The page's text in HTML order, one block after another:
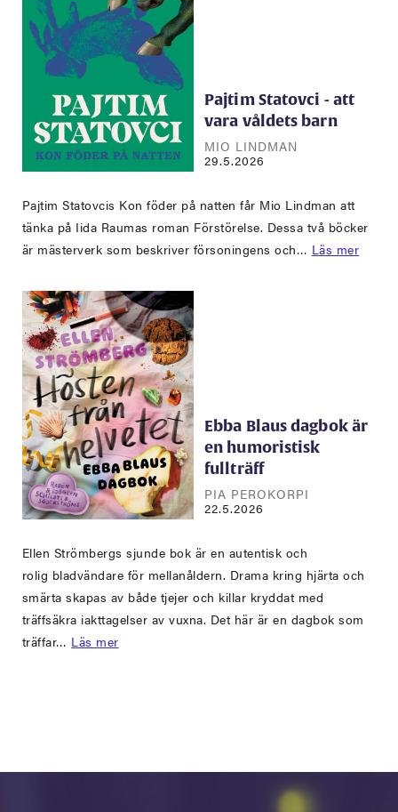
Pajtim Statovci - att
vara våldets barn
MIO LINDMAN
29.5.2026
Pajtim Statovcis Kon föder på natten får Mio Lindman att
tänka på Iida Raumas roman Förstörelse. Dessa två böcker
är mästerverk som beskriver försoningens och… Läs mer
Ebba Blaus dagbok är
en humoristisk
fullträff
PIA PEROKORPI
22.5.2026
Ellen Strömbergs sjunde bok är en autentisk och
rolig bladvändare för mellanåldern. Drama kring hjärta och
smärta skapas av både tjejer och killar kryddat med
träffsäkra iakttagelser av vuxna. Det här är en dagbok som
träffar… Läs mer